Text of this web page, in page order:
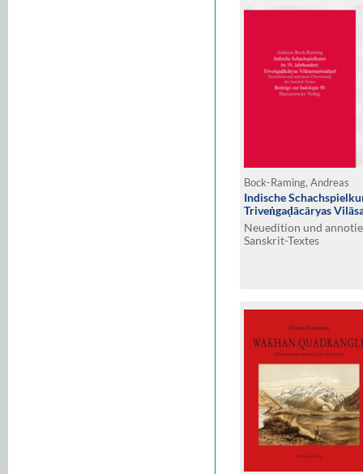
Bock-Raming, Andreas
Indische
Triveṅgaḍācāryas
Neuedition und
Sanskrit-Textes